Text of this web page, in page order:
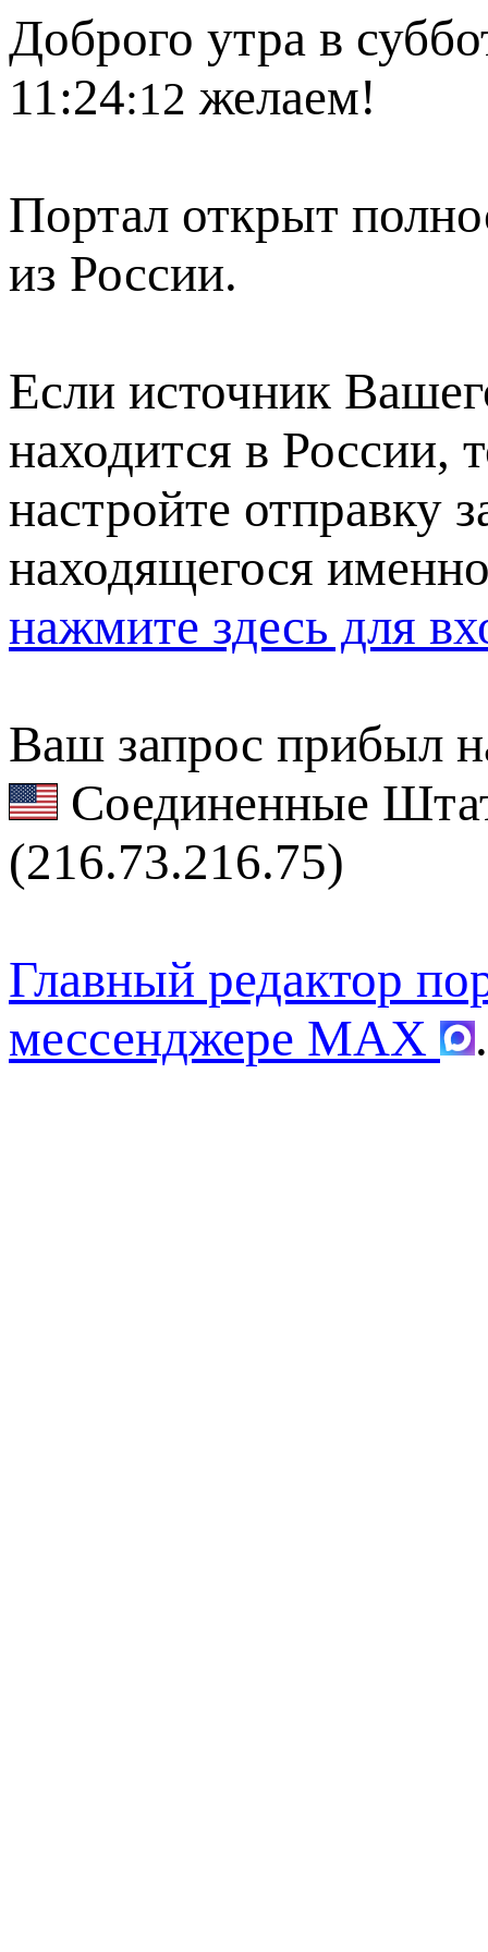
Доброго утра в
11:24:12 желаем!
Портал открыт
из России.
Если источник
находится в России,
настройте отправку
находящегося
нажмите здесь для
Ваш запрос прибыл
Соединенные
(216.73.216.75)
Главный редактор
мессенджере MAX
.